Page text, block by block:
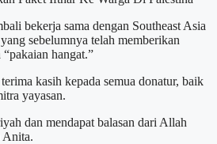
bekerja sama dengan Southeast Asia
sebelumnya telah memberikan
hangat.”
kasih kepada semua donatur, baik
yayasan.
dan mendapat balasan dari Allah
Anita.